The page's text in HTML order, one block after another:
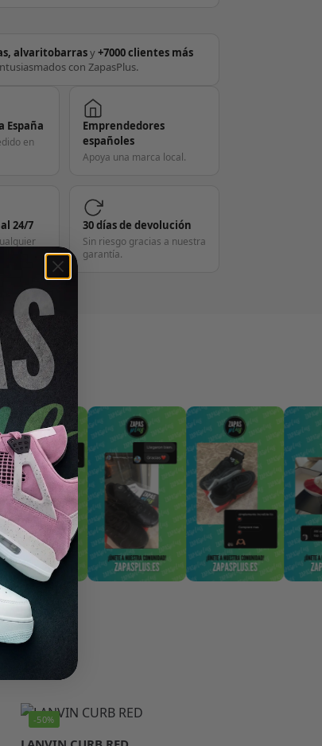
alvaritobarrasy+7000 clientes más
con ZapasPlus.
España
en
Emprendedores
españoles
Apoya una marca local.
24/7 30 días de devolución
Sin riesgo gracias a nuestra
garantía.
-50%